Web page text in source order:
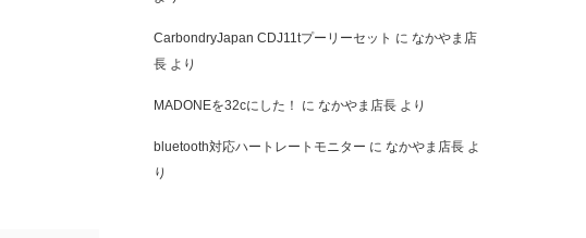
CarbondryJapan CDJ11tプーリーセット に なかやま店
長 より
MADONEを32cにした！ に なかやま店長 より
bluetooth対応ハートレートモニター に なかやま店長 よ
り